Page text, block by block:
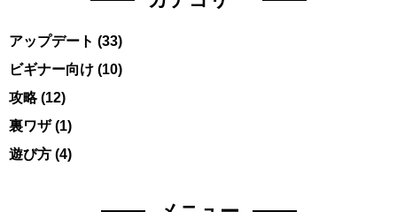
アップデート (33)
ビギナー向け (10)
攻略(12)
裏ワザ(1)
遊び方 (4)